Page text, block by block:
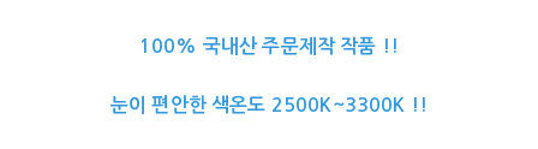
100% 국내산 주문제작 작품 !!
눈이 편안한 색온도 2500K~3300K !!